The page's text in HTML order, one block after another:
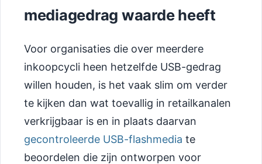
mediagedrag waarde heeft
Voor organisaties die over meerdere
inkoopcycli heen hetzelfde USB-gedrag
willen houden, is het vaak slim om verder
te kijken dan wat toevallig in retailkanalen
verkrijgbaar is en in plaats daarvan
gecontroleerde USB-flashmedia te
beoordelen die zijn ontworpen voor